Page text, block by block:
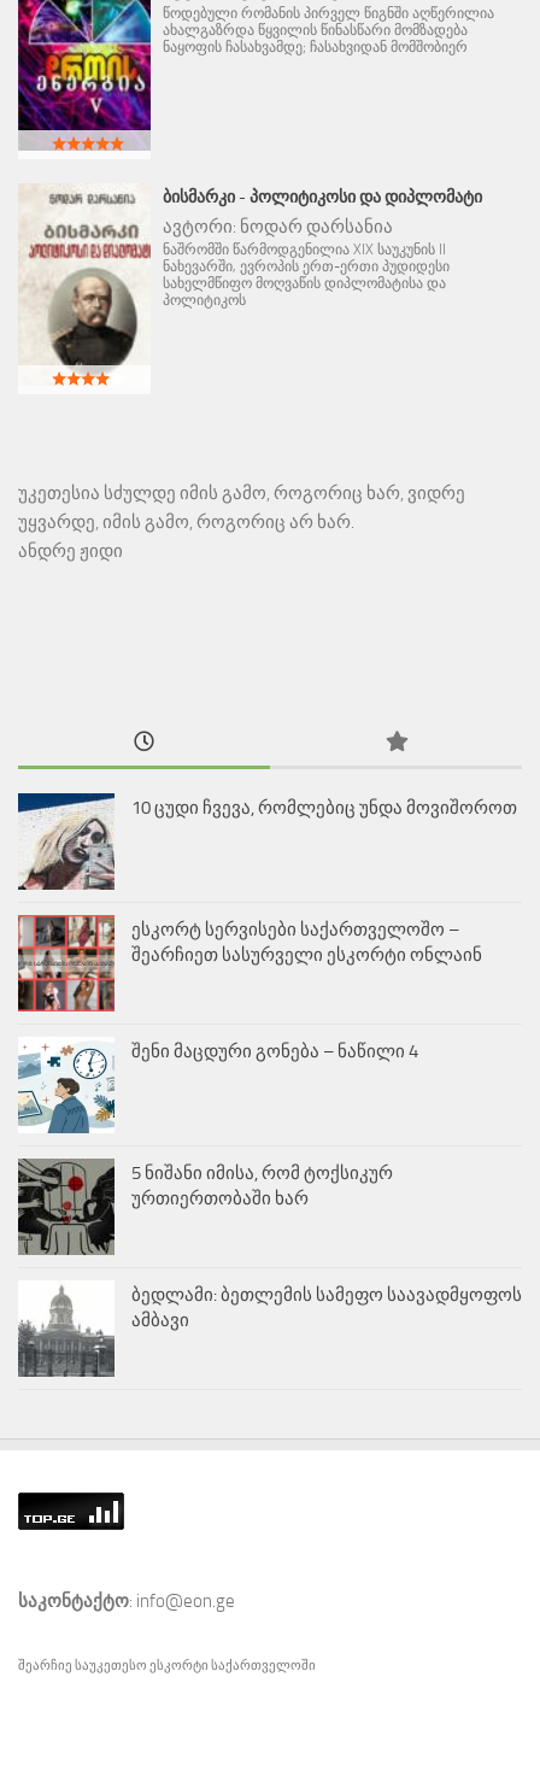
წოდებული რომანის პირველ წიგნში აღწერილია
ახალგაზრდა წყვილის წინასწარი მომზადება
ნაყოფის ჩასახვამდე; ჩასახვიდან მომშობიერ
ᲑᲘᲡᲛᲐᲠᲙᲘ - ᲞᲝᲚᲘᲢᲘᲙᲝᲡᲘ ᲓᲐ ᲓᲘᲞᲚᲝᲛᲐᲢᲘ
ავტორი: ნოდარ დარსანია
ნაშრომში წარმოდგენილია XIX საუკუნის II
ნახევარში, ევროპის ერთ-ერთი პუდიდესი
სახელმწიფო მოღვაწის დიპლომატისა და
პოლიტიკოს
უკეთესია სძულდე იმის გამო, როგორიც ხარ, ვიდრე
უყვარდე, იმის გამო, როგორიც არ ხარ.
ანდრე ჟიდი
10 ცუდი ჩვევა, რომლებიც უნდა მოვიშოროთ
ესკორტ სერვისები საქართველოშო –
შეარჩიეთ სასურველი ესკორტი ონლაინ
შენი მაცდური გონება – ნაწილი 4
5 ნიშანი იმისა, რომ ტოქსიკურ
ურთიერთობაში ხარ
ბედლამი: ბეთლემის სამეფო საავადმყოფოს
ამბავი
საკონტაქტო: info@eon.ge
შეარჩიე საუკეთესო ესკორტი საქართველოში